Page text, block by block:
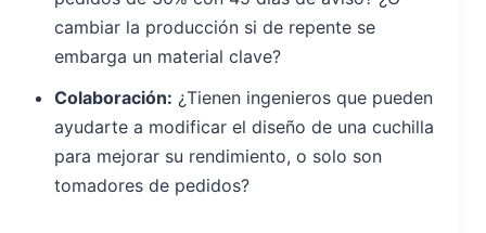
cambiar la producción si de repente se
embarga un material clave?
Colaboración: ¿Tienen ingenieros que pueden
ayudarte a modificar el diseño de una cuchilla
para mejorar su rendimiento, o solo son
tomadores de pedidos?